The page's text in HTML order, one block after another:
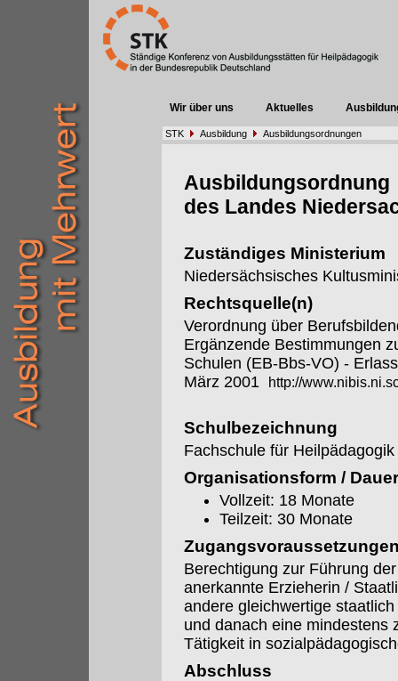
Wir über uns Aktuelles
STK Ausbildung Ausbildungsordnungen
Ausbildungsordnung
des Landes
Zuständiges Ministerium
Niedersächsisches
Rechtsquelle(n)
Verordnung über
Ergänzende Bestimmungen
Schulen (EB-Bbs-VO) -
März 2001
http://
Schulbezeichnung
Fachschule für Heilpädagogik
Organisationsform / Dauer
Vollzeit: 18 Monate
Teilzeit: 30 Monate
Berechtigung zur Führung
anerkannte Erzieherin /
andere gleichwertige
und danach eine mindestens
Tätigkeit in
Abschluss